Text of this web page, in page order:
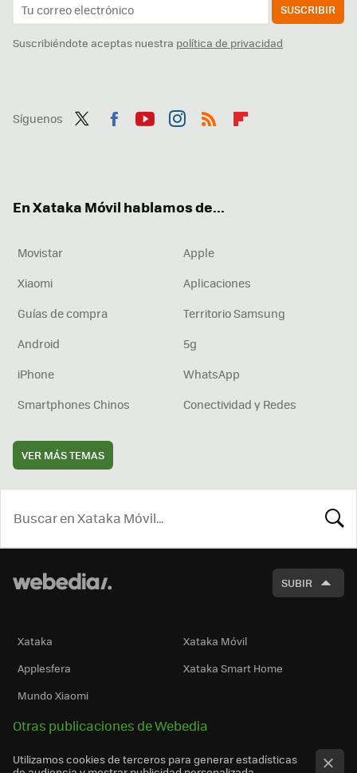
SUSCRIBIR
Suscribiéndote aceptas nuestra política de privacidad
Síguenos
En Xataka Móvil hablamos de...
Movistar
Apple
Xiaomi
Aplicaciones
Guías de compra
Territorio Samsung
Android
5g
iPhone
WhatsApp
Smartphones Chinos
Conectividad y Redes
VER MÁS TEMAS
SUBIR
Xataka
Xataka Móvil
Applesfera
Xataka Smart Home
Mundo Xiaomi
Otras publicaciones de Webedia
Utilizamos cookies de terceros para generar estadísticas